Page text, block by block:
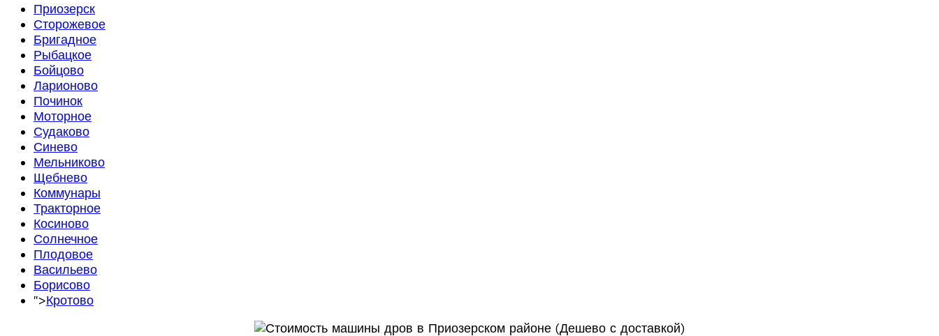
Приозерск
Сторожевое
Бригадное
Рыбацкое
Бойцово
Ларионово
Починок
Моторное
Судаково
Синево
Мельниково
Щебнево
Коммунары
Тракторное
Косиново
Солнечное
Плодовое
Васильево
Борисово
">Кротово